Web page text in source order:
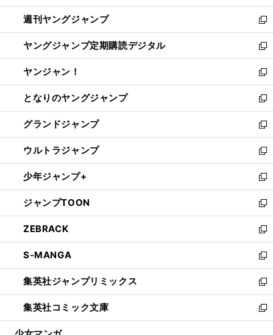
開
く
ウ
で
開
く
ン
ド
ウ
で
開
く
ウ
ィ
ン
ド
ウ
で
開
く
週刊ヤングジャンプ
新
し
い
ウ
ィ
ン
ド
ウ
で
開
く
ヤングジャンプ定期購読デジタル
新
し
い
ウ
ィ
ン
ド
ウ
で
開
く
ヤンジャン！
新
し
い
ウ
ィ
ン
ド
ウ
で
開
く
となりのヤングジャンプ
新
し
い
ウ
ィ
ン
ド
ウ
で
開
く
グランドジャンプ
新
し
い
ウ
ィ
ン
ド
ウ
で
開
く
ウルトラジャンプ
新
し
い
ウ
ィ
ン
ド
ウ
で
開
く
少年ジャンプ+
新
し
い
ウ
ィ
ン
ド
ウ
で
開
く
ジャンプTOON
新
し
い
ウ
ィ
ン
ド
ウ
で
開
ZEBRACK
新
し
い
ウ
ィ
ン
ド
ウ
S-MANGA
新
し
い
ウ
ィ
ン
集英社ジャンプリミックス
新
し
い
ウ
集英社コミック文庫
新
し